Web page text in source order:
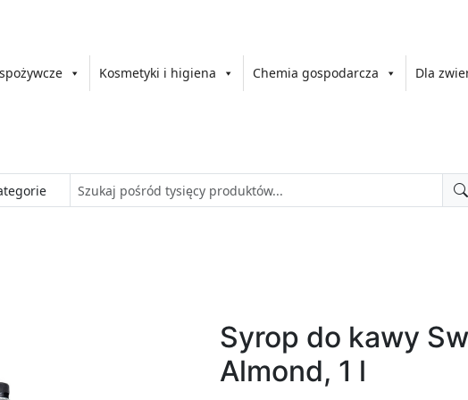
Kosmetyki i higiena Chemia gospodarcza Dla
Syrop do kawy
Almond, 1 l